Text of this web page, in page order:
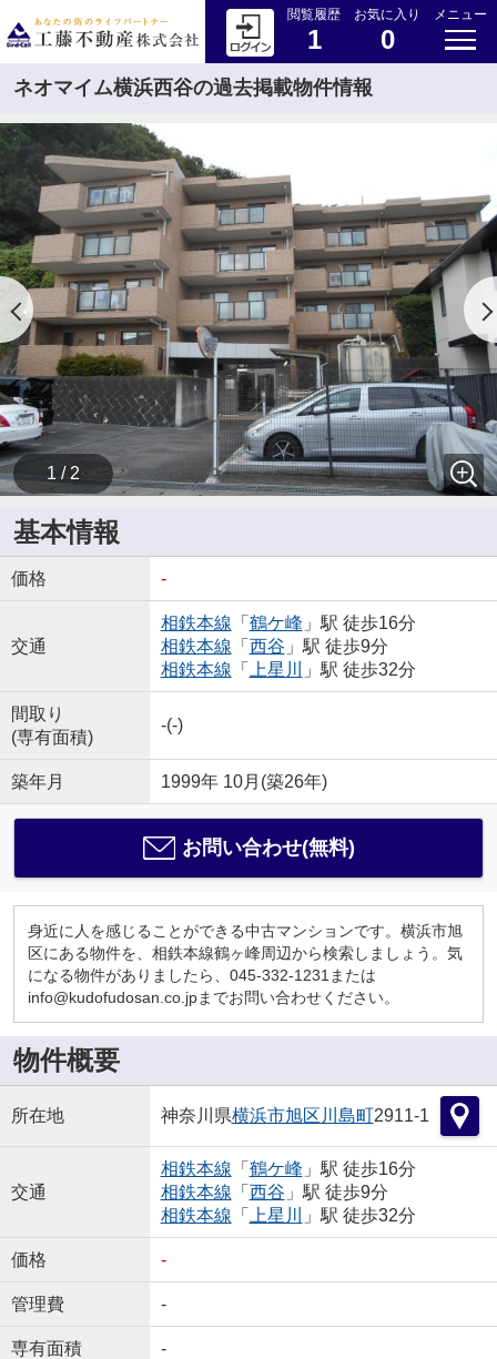
閲覧履歴
1
お気に入り
0
メニュー
ネオマイム横浜西谷の過去掲載物件情報
1 / 2
基本情報
価格 -
交通
相鉄本線 「 鶴ケ峰 」駅 徒歩16分
相鉄本線 「 西谷 」駅 徒歩9分
相鉄本線 「 上星川 」駅 徒歩32分
間取り
(専有面積)
-(-)
築年月 1999年 10月(築26年)
お問い合わせ(無料)
身近に人を感じることができる中古マンションです。横浜市旭
区にある物件を、相鉄本線鶴ヶ峰周辺から検索しましょう。気
になる物件がありましたら、045-332-1231または
info@kudofudosan.co.jpまでお問い合わせください。
物件概要
所在地 神奈川県横浜市旭区 川島町2911-1
交通
相鉄本線 「 鶴ケ峰 」駅 徒歩16分
相鉄本線 「 西谷 」駅 徒歩9分
相鉄本線 「 上星川 」駅 徒歩32分
価格 -
管理費 -
専有面積 -